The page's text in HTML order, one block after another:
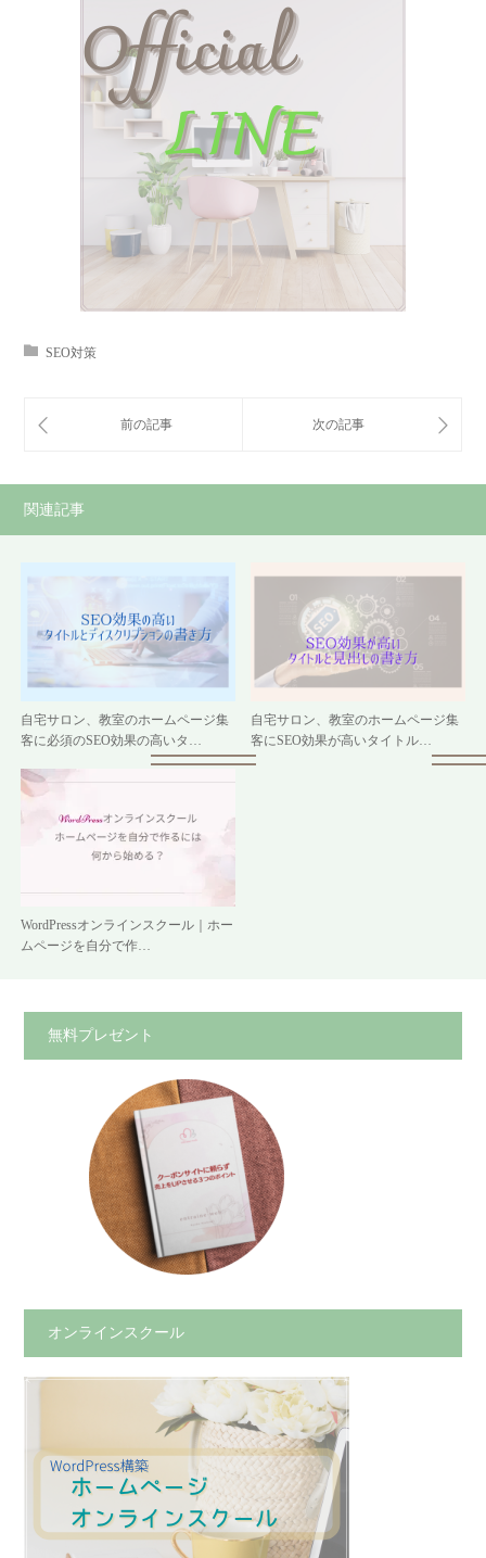
SEO対策
関連記事
自宅サロン、教室のホームページ集
客に必須のSEO効果の高いタ…
自宅サロン、教室のホームページ集
客にSEO効果が高いタイトル…
WordPressオンラインスクール｜ホー
ムページを自分で作…
無料プレゼント
オンラインスクール